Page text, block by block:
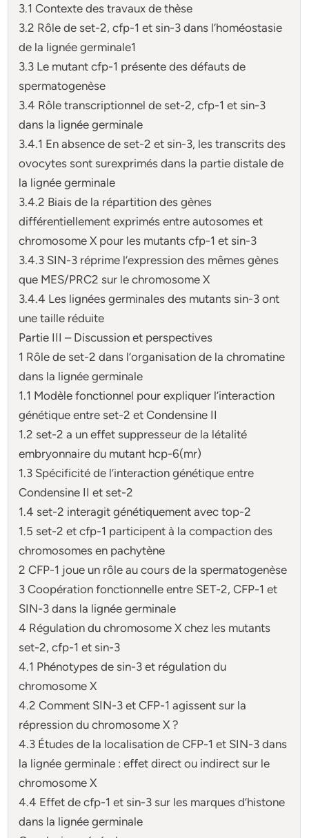
3.1 Contexte des travaux de thèse
3.2 Rôle de set-2, cfp-1 et sin-3 dans l’homéostasie
de la lignée germinale1
3.3 Le mutant cfp-1 présente des défauts de
spermatogenèse
3.4 Rôle transcriptionnel de set-2, cfp-1 et sin-3
dans la lignée germinale
3.4.1 En absence de set-2 et sin-3, les transcrits des
ovocytes sont surexprimés dans la partie distale de
la lignée germinale
3.4.2 Biais de la répartition des gènes
différentiellement exprimés entre autosomes et
chromosome X pour les mutants cfp-1 et sin-3
3.4.3 SIN-3 réprime l’expression des mêmes gènes
que MES/PRC2 sur le chromosome X
3.4.4 Les lignées germinales des mutants sin-3 ont
une taille réduite
Partie III – Discussion et perspectives
1 Rôle de set-2 dans l’organisation de la chromatine
dans la lignée germinale
1.1 Modèle fonctionnel pour expliquer l’interaction
génétique entre set-2 et Condensine II
1.2 set-2 a un effet suppresseur de la létalité
embryonnaire du mutant hcp-6(mr)
1.3 Spécificité de l’interaction génétique entre
Condensine II et set-2
1.4 set-2 interagit génétiquement avec top-2
1.5 set-2 et cfp-1 participent à la compaction des
chromosomes en pachytène
2 CFP-1 joue un rôle au cours de la spermatogenèse
3 Coopération fonctionnelle entre SET-2, CFP-1 et
SIN-3 dans la lignée germinale
4 Régulation du chromosome X chez les mutants
set-2, cfp-1 et sin-3
4.1 Phénotypes de sin-3 et régulation du
chromosome X
4.2 Comment SIN-3 et CFP-1 agissent sur la
répression du chromosome X ?
4.3 Études de la localisation de CFP-1 et SIN-3 dans
la lignée germinale : effet direct ou indirect sur le
chromosome X
4.4 Effet de cfp-1 et sin-3 sur les marques d’histone
dans la lignée germinale